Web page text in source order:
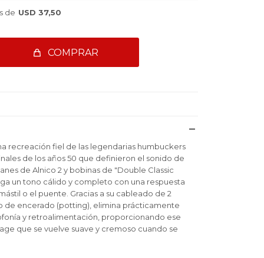
de USD 37,50
COMPRAR
recreación fiel de las legendarias humbuckers
de los años 50 que definieron el sonido de
de Alnico 2 y bobinas de "Double Classic
un tono cálido y completo con una respuesta
o el puente. Gracias a su cableado de 2
de encerado (potting), elimina prácticamente
y retroalimentación, proporcionando ese
que se vuelve suave y cremoso cuando se